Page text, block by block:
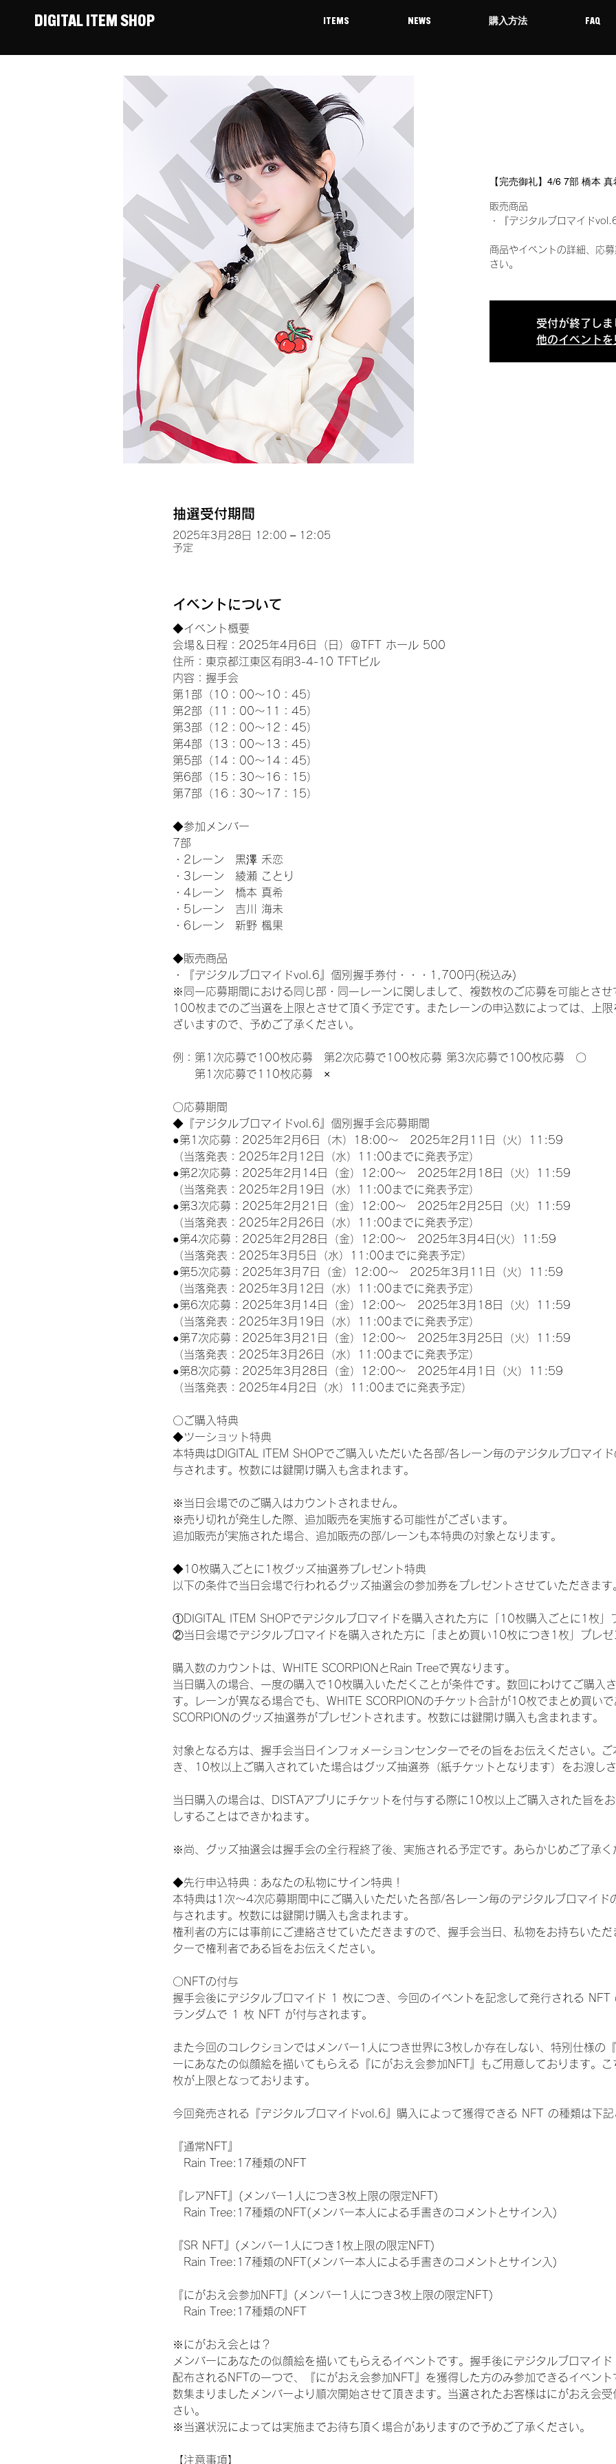
DIGITAL ITEM SHOP ITEMS NEWS 購入方法 FAQ
【完売御礼】4/6 7部 橋本
販売商品
・『デジタルブロマイド
商品やイベントの詳細、応
さい。
受付が終了しま
他のイベントを
抽選受付期間
2025年3月28日 12:00 – 12:05
予定
イベントについて
◆イベント概要
会場＆日程：2025年4月6日（日）＠TFT ホール 500
住所：東京都江東区有明3-4-10 TFTビル
内容：握手会
第1部（10：00～10：45）
第2部（11：00～11：45）
第3部（12：00～12：45）
第4部（13：00～13：45）
第5部（14：00～14：45）
第6部（15：30～16：15）
第7部（16：30～17：15）
◆参加メンバー
7部
・2レーン　黒澤 禾恋
・3レーン　綾瀬 ことり
・4レーン　橋本 真希
・5レーン　吉川 海未
・6レーン　新野 楓果
◆販売商品
・『デジタルブロマイドvol.6』個別握手券付・・・1,700円(税込み)
※同一応募期間における同じ部・同一レーンに関しまして、複数枚のご応募を可能とさ
100枚までのご当選を上限とさせて頂く予定です。またレーンの申込数によっては、上
ざいますので、予めご了承ください。
例：第1次応募で100枚応募　第2次応募で100枚応募 第3次応募で100枚応募　〇
第1次応募で110枚応募　×
〇応募期間
◆『デジタルブロマイドvol.6』個別握手会応募期間
●第1次応募：2025年2月6日（木）18:00～　2025年2月11日（火）11:59
（当落発表：2025年2月12日（水）11:00までに発表予定）
●第2次応募：2025年2月14日（金）12:00～　2025年2月18日（火）11:59
（当落発表：2025年2月19日（水）11:00までに発表予定）
●第3次応募：2025年2月21日（金）12:00～　2025年2月25日（火）11:59
（当落発表：2025年2月26日（水）11:00までに発表予定）
●第4次応募：2025年2月28日（金）12:00～　2025年3月4日(火）11:59
（当落発表：2025年3月5日（水）11:00までに発表予定）
●第5次応募：2025年3月7日（金）12:00～　2025年3月11日（火）11:59
（当落発表：2025年3月12日（水）11:00までに発表予定）
●第6次応募：2025年3月14日（金）12:00～　2025年3月18日（火）11:59
（当落発表：2025年3月19日（水）11:00までに発表予定）
●第7次応募：2025年3月21日（金）12:00～　2025年3月25日（火）11:59
（当落発表：2025年3月26日（水）11:00までに発表予定）
●第8次応募：2025年3月28日（金）12:00～　2025年4月1日（火）11:59
（当落発表：2025年4月2日（水）11:00までに発表予定）
〇ご購入特典
◆ツーショット特典
本特典はDIGITAL ITEM SHOPでご購入いただいた各部/各レーン毎のデジタルブロマイ
与されます。枚数には鍵開け購入も含まれます。
※当日会場でのご購入はカウントされません。
※売り切れが発生した際、追加販売を実施する可能性がございます。
追加販売が実施された場合、追加販売の部/レーンも本特典の対象となります。
◆10枚購入ごとに1枚グッズ抽選券プレゼント特典
以下の条件で当日会場で行われるグッズ抽選会の参加券をプレゼントさせていただきます
①DIGITAL ITEM SHOPでデジタルブロマイドを購入された方に「10枚購入ごとに1枚」
②当日会場でデジタルブロマイドを購入された方に「まとめ買い10枚につき1枚」プレゼ
購入数のカウントは、WHITE SCORPIONとRain Treeで異なります。
当日購入の場合、一度の購入で10枚購入いただくことが条件です。数回にわけてご購入
す。レーンが異なる場合でも、WHITE SCORPIONのチケット合計が10枚でまとめ買い
SCORPIONのグッズ抽選券がプレゼントされます。枚数には鍵開け購入も含まれます。
対象となる方は、握手会当日インフォメーションセンターでその旨をお伝えください。
き、10枚以上ご購入されていた場合はグッズ抽選券（紙チケットとなります）をお渡しさ
当日購入の場合は、DISTAアプリにチケットを付与する際に10枚以上ご購入された旨を
しすることはできかねます。
※尚、グッズ抽選会は握手会の全行程終了後、実施される予定です。あらかじめご了承く
◆先行申込特典：あなたの私物にサイン特典！
本特典は1次〜4次応募期間中にご購入いただいた各部/各レーン毎のデジタルブロマイド
与されます。枚数には鍵開け購入も含まれます。
権利者の方には事前にご連絡させていただきますので、握手会当日、私物をお持ちいた
ターで権利者である旨をお伝えください。
〇NFTの付与
握手会後にデジタルブロマイド 1 枚につき、今回のイベントを記念して発行される NFT
ランダムで 1 枚 NFT が付与されます。
また今回のコレクションではメンバー1人につき世界に3枚しか存在しない、特別仕様の
ーにあなたの似顔絵を描いてもらえる『にがおえ会参加NFT』もご用意しております。
枚が上限となっております。
今回発売される『デジタルブロマイドvol.6』購入によって獲得できる NFT の種類は下記
『通常NFT』
Rain Tree:17種類のNFT
『レアNFT』(メンバー1人につき3枚上限の限定NFT)
Rain Tree:17種類のNFT(メンバー本人による手書きのコメントとサイン入)
『SR NFT』(メンバー1人につき1枚上限の限定NFT)
Rain Tree:17種類のNFT(メンバー本人による手書きのコメントとサイン入)
『にがおえ会参加NFT』(メンバー1人につき3枚上限の限定NFT)
Rain Tree:17種類のNFT
※にがおえ会とは？
メンバーにあなたの似顔絵を描いてもらえるイベントです。握手後にデジタルブロマイ
配布されるNFTの一つで、『にがおえ会参加NFT』を獲得した方のみ参加できるイベン
数集まりましたメンバーより順次開始させて頂きます。当選されたお客様はにがおえ会
さい。
※当選状況によっては実施までお待ち頂く場合がありますので予めご了承ください。
【注意事項】